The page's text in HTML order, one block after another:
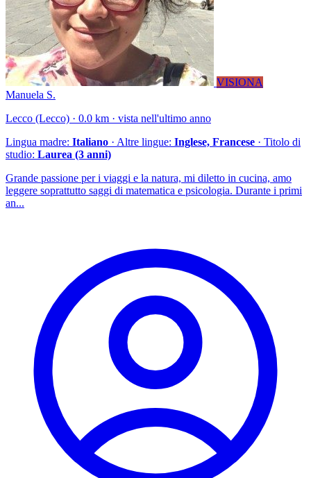
VISIONA
Manuela S.
Lecco (Lecco) · 0.0 km · vista nell'ultimo anno
Lingua madre: Italiano · Altre lingue: Inglese, Francese · Titolo di
studio: Laurea (3 anni)
Grande passione per i viaggi e la natura, mi diletto in cucina, amo
leggere soprattutto saggi di matematica e psicologia. Durante i primi
an...